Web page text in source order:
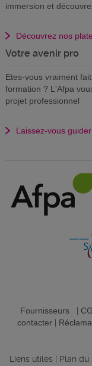
immersion et
Découvrez nos
Votre avenir pro
Etes-vous vraiment
formation ? L'Afpa
projet professionnel
Laissez-vous guider
Fournisseurs|
contacter|
Liens utiles Plan du